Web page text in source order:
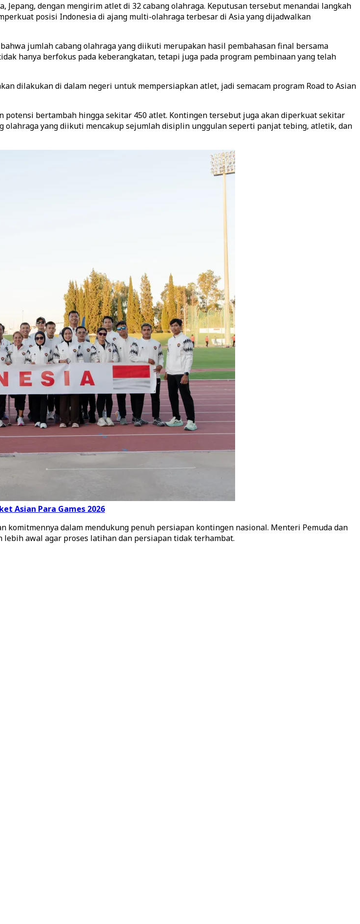
dengan mengirim atlet di 32 cabang olahraga. Keputusan tersebut menandai langkah
posisi Indonesia di ajang multi-olahraga terbesar di Asia yang dijadwalkan
jumlah cabang olahraga yang diikuti merupakan hasil pembahasan final bersama
hanya berfokus pada keberangkatan, tetapi juga pada program pembinaan yang telah
dilakukan di dalam negeri untuk mempersiapkan atlet, jadi semacam program Road to Asian
bertambah hingga sekitar 450 atlet. Kontingen tersebut juga akan diperkuat sekitar
olahraga yang diikuti mencakup sejumlah disiplin unggulan seperti panjat tebing, atletik, dan
Asian Para Games 2026
komitmennya dalam mendukung penuh persiapan kontingen nasional. Menteri Pemuda dan
awal agar proses latihan dan persiapan tidak terhambat.